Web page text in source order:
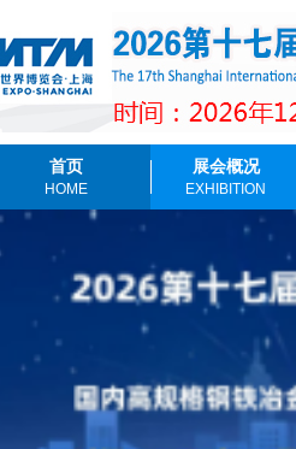
首页
HOME
展会概况
EXHIBITION